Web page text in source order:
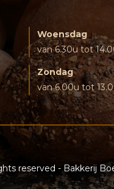
Woensdag
van 6.30u tot
Zondag
van 6.00u tot
reserved - Bakkerij